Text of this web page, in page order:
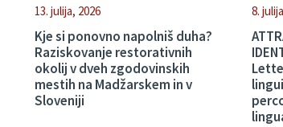
13. julija, 2026
Kje si ponovno napolniš duha?
Raziskovanje restorativnih
okolij v dveh zgodovinskih
mestih na Madžarskem in v
Sloveniji
8.